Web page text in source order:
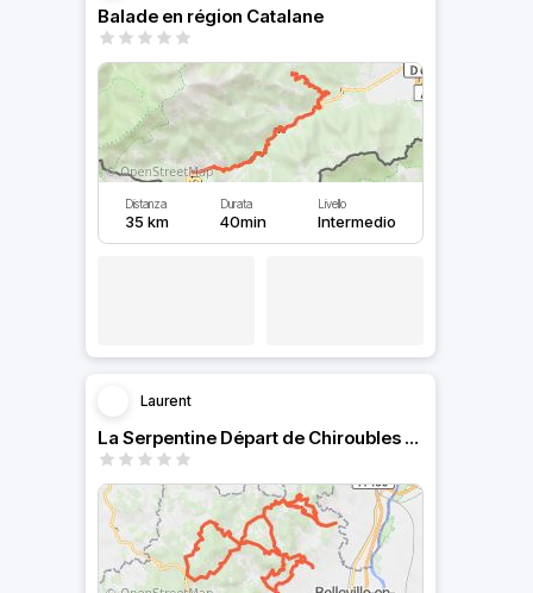
Balade en région Catalane
Distanza
35 km
Durata
40min
Livello
Intermedio
Laurent
La Serpentine Départ de Chiroubles et retour .